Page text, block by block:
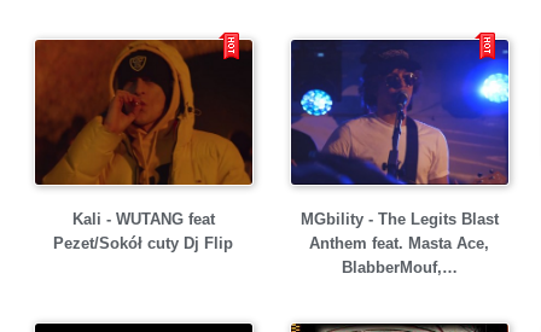
Kali - WUTANG feat
Pezet/Sokół cuty Dj Flip
MGbility - The Legits Blast
Anthem feat. Masta Ace,
BlabberMouf,…